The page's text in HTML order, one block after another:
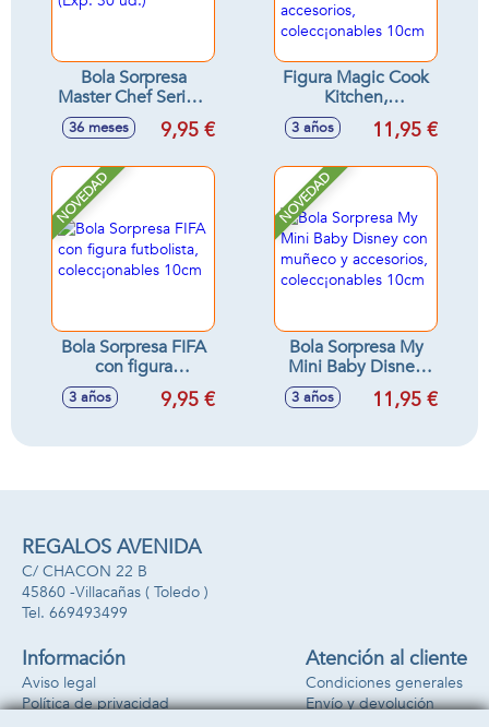
Bola Sorpresa
Master Chef Serie 2
(Exp. 30 ud.)
36 meses 9,95 €
Figura Magic Cook
Kitchen,
electrodomésticos
cocina con
colecc¡onables
3 años 11,95 €
NOVEDAD
Bola Sorpresa FIFA
con figura
futbolista,
colecc¡onables
3 años 9,95 €
NOVEDAD
Bola Sorpresa My
Mini Baby Disney
con muñeco y
accesorios,
10cm
3 años 11,95 €
REGALOS AVENIDA
C/ CHACON 22 B
45860 -Villacañas ( Toledo )
669493499
Información
Aviso legal
Política de privacidad
Atención al cliente
Condiciones generales
Envío y devolución